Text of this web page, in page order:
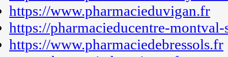
https://www.pharmacieduvigan.fr
https://pharmacieducentre-
https://www.pharmaciedebressols.fr